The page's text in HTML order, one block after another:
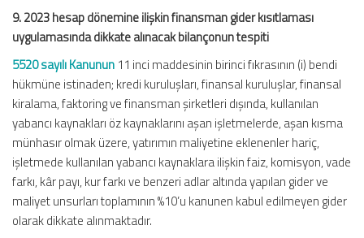
9. 2023 hesap dönemine ilişkin finansman gider kısıtlaması
uygulamasında dikkate alınacak bilançonun tespiti
5520 sayılı Kanunun 11 inci maddesinin birinci fıkrasının (i) bendi
hükmüne istinaden; kredi kuruluşları, finansal kuruluşlar, finansal
kiralama, faktoring ve finansman şirketleri dışında, kullanılan
yabancı kaynakları öz kaynaklarını aşan işletmelerde, aşan kısma
münhasır olmak üzere, yatırımın maliyetine eklenenler hariç,
işletmede kullanılan yabancı kaynaklara ilişkin faiz, komisyon, vade
farkı, kâr payı, kur farkı ve benzeri adlar altında yapılan gider ve
maliyet unsurları toplamının %10’u kanunen kabul edilmeyen gider
olarak dikkate alınmaktadır.